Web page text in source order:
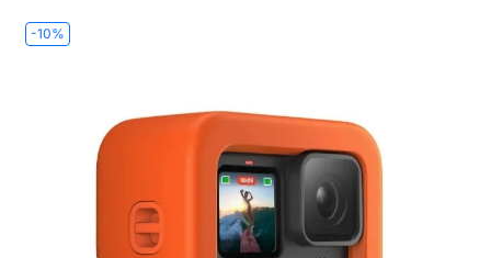
-10%